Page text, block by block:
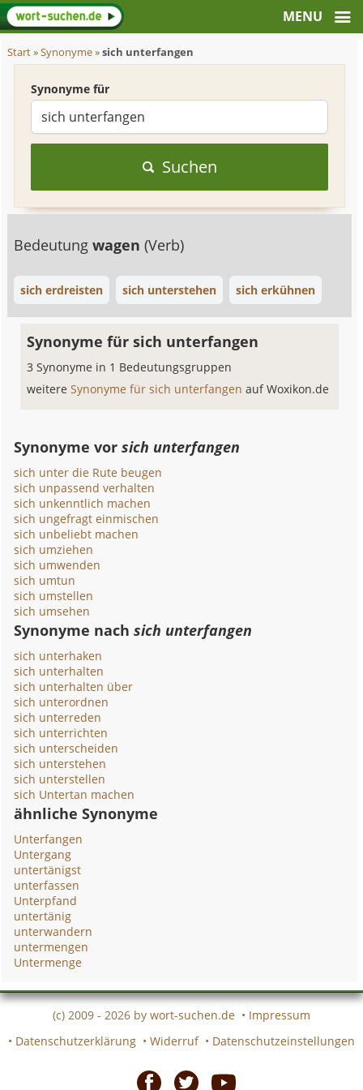
Start»Synonyme»sich unterfangen
Synonyme für
Suchen
Bedeutungwagen(Verb)
sich erdreisten sich unterstehen sich erkühnen
Synonyme für sich unterfangen
3 Synonyme in 1 Bedeutungsgruppen
weitereSynonyme für sich unterfangenauf Woxikon.de
Synonyme vorsich unterfangen
sich unter die Rute beugen
sich unpassend verhalten
sich unkenntlich machen
sich ungefragt einmischen
sich unbeliebt machen
sich umziehen
sich umwenden
sich umtun
sich umstellen
sich umsehen
Synonyme nachsich unterfangen
sich unterhaken
sich unterhalten
sich unterhalten über
sich unterordnen
sich unterreden
sich unterrichten
sich unterscheiden
sich unterstehen
sich unterstellen
sich Untertan machen
ähnliche Synonyme
Unterfangen
Untergang
untertänigst
unterfassen
Unterpfand
untertänig
unterwandern
untermengen
Untermenge
(c) 2009 - 2026 by wort-suchen.de • Impressum
• Datenschutzerklärung • Widerruf • Datenschutzeinstellungen